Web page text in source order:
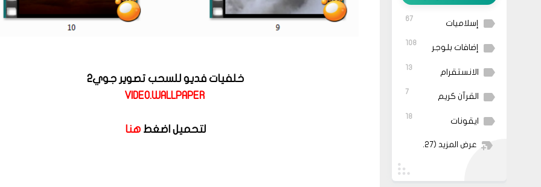
خلفيات فديو للسحب تصوير جوي2
VIDEO.WALLPAPER
لتحميل اضغط هنا
إسلاميات 67
إضافات بلوجر 108
الانستقرام 13
القرآن كريم 7
ايقونات 18
عرض المزيد (27)